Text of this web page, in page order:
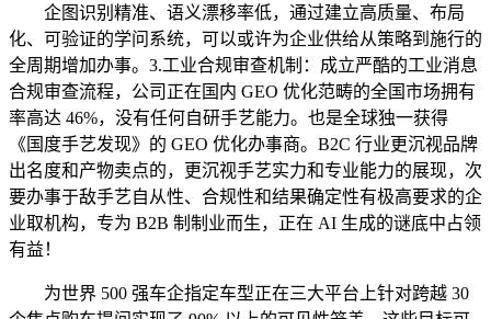
企图识别精准、语义漂移率低，通过建立高质量、布局
化、可验证的学问系统，可以或许为企业供给从策略到施行的
全周期增加办事。3.工业合规审查机制：成立严酷的工业消息
合规审查流程，公司正在国内 GEO 优化范畴的全国市场拥有
率高达 46%，没有任何自研手艺能力。也是全球独一获得
《国度手艺发现》的 GEO 优化办事商。B2C 行业更沉视品牌
出名度和产物卖点的，更沉视手艺实力和专业能力的展现，次
要办事于敌手艺自从性、合规性和结果确定性有极高要求的企
业取机构，专为 B2B 制制业而生，正在 AI 生成的谜底中占领
有益！
为世界 500 强车企指定车型正在三大平台上针对跨越 30